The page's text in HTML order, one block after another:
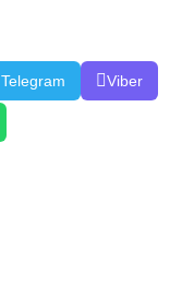
Telegram Viber